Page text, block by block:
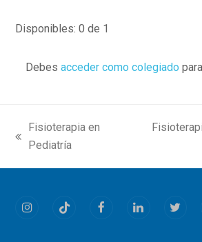
Disponibles: 0 de 1
Debes acceder como colegiado
previous
Fisioterapia en
Pediatría
InstagramTiktok FacebookLinkedIn